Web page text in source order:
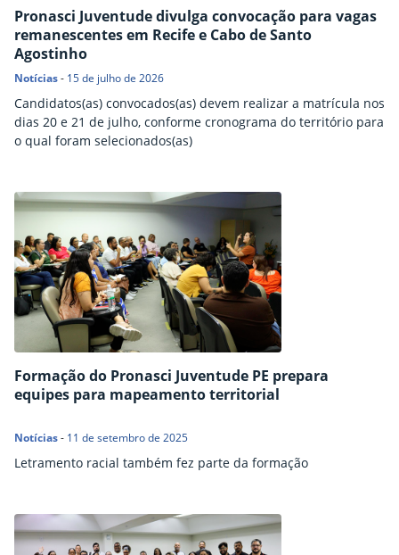
Pronasci Juventude divulga convocação para vagas
remanescentes em Recife e Cabo de Santo
Agostinho
Notícias- 15 de julho de 2026
Candidatos(as) convocados(as) devem realizar a matrícula nos
dias 20 e 21 de julho, conforme cronograma do território para
o qual foram selecionados(as)
Formação do Pronasci Juventude PE prepara
equipes para mapeamento territorial
Notícias- 11 de setembro de 2025
Letramento racial também fez parte da formação